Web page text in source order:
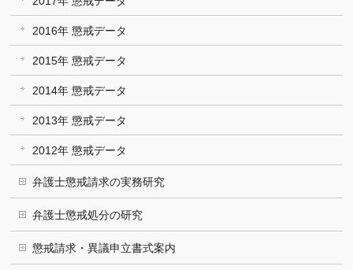
2016年 懲戒データ
2015年 懲戒データ
2014年 懲戒データ
2013年 懲戒データ
2012年 懲戒データ
弁護士懲戒請求の実務研究
弁護士懲戒処分の研究
懲戒請求・異議申立書式案内